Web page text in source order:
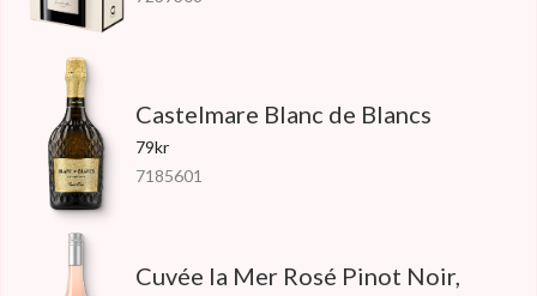
Castelmare Blanc de Blancs
79kr
7185601
Cuvée la Mer Rosé Pinot Noir,